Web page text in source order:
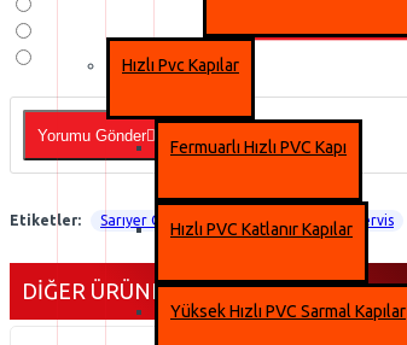
Hızlı Pvc Kapılar
Fermuarlı Hızlı PVC Kapı
Hızlı PVC Katlanır Kapılar
Yüksek Hızlı PVC Sarmal Kapılar
Yorumu Gönder
Etiketler: Sarıyer Otomatik Fotoselli Kapı Arıza Servis
DIĞER ÜRÜNLERIMIZ